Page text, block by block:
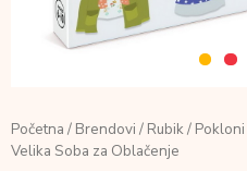
Početna / Brendovi / Rubik/ Pokloni
Velika Soba za Oblačenje